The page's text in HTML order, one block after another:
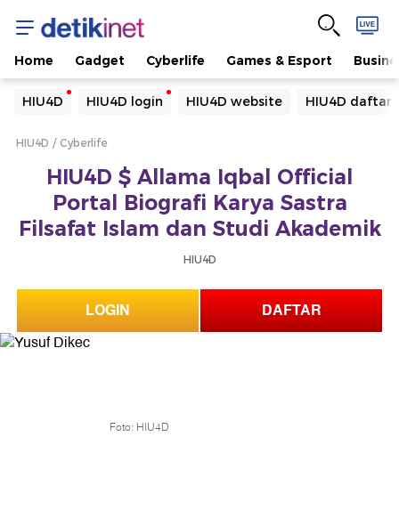
Home Gadget Cyberlife Games & Esport
HIU4D HIU4D login HIU4D website HIU4D daftar
Yang sedang ramai dicari
Loading...
Loading...
HIU4D Cyberlife
HIU4D $ Allama Iqbal Official
Portal Biografi Karya Sastra
Filsafat Islam dan Studi Akademik
HIU4D
LOGIN DAFTAR
Foto: HIU4D